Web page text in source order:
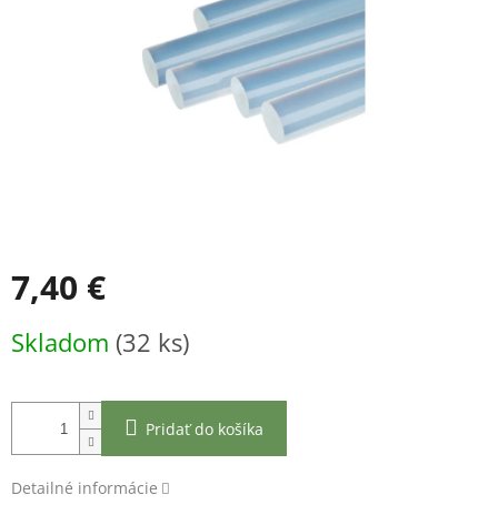
7,40 €
cena:
Skladom (32 ks)
Pridať do košíka
Detailné informácie